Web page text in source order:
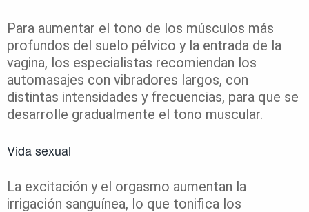
Para aumentar el tono de los músculos más
profundos del suelo pélvico y la entrada de la
vagina, los especialistas recomiendan los
automasajes con vibradores largos, con
distintas intensidades y frecuencias, para que se
desarrolle gradualmente el tono muscular.
Vida sexual
La excitación y el orgasmo aumentan la
irrigación sanguínea, lo que tonifica los